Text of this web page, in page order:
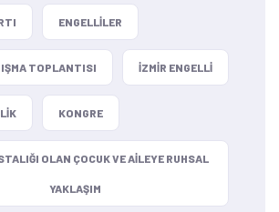
ENGELLILER
TOPLANTISI IZMIR ENGELLI
KONGRE
OLAN ÇOCUK VE AILEYE RUHSAL
YAKLAŞIM